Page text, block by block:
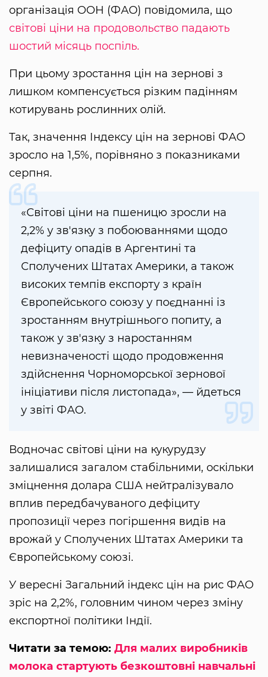
організація ООН (ФАО) повідомила, що
світові ціни на продовольство падають
шостий місяць поспіль.
При цьому зростання цін на зернові з
лишком компенсується різким падінням
котирувань рослинних олій.
Так, значення Індексу цін на зернові ФАО
зросло на 1,5%, порівняно з показниками
серпня.
«Світові ціни на пшеницю зросли на
2,2% у зв'язку з побоюваннями щодо
дефіциту опадів в Аргентині та
Сполучених Штатах Америки, а також
високих темпів експорту з країн
Європейського союзу у поєднанні із
зростанням внутрішнього попиту, а
також у зв'язку з наростанням
невизначеності щодо продовження
здійснення Чорноморської зернової
ініціативи після листопада», — йдеться
у звіті ФАО.
Водночас світові ціни на кукурудзу
залишалися загалом стабільними, оскільки
зміцнення долара США нейтралізувало
вплив передбачуваного дефіциту
пропозиції через погіршення видів на
врожай у Сполучених Штатах Америки та
Європейському союзі.
У вересні Загальний індекс цін на рис ФАО
зріс на 2,2%, головним чином через зміну
експортної політики Індії.
Читати за темою: Для малих виробників
молока стартують безкоштовні навчальні